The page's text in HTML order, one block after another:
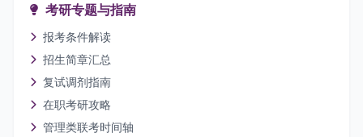
考研专题与指南
报考条件解读
招生简章汇总
复试调剂指南
在职考研攻略
管理类联考时间轴